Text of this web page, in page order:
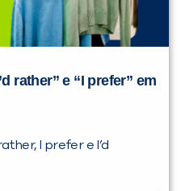
rather” e “I prefer” em
I prefer e I’d